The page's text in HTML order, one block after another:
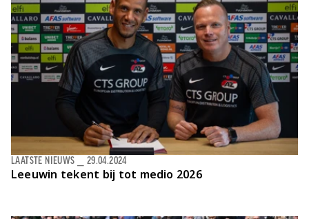
Leeuwin tekent bij tot medio 2026
LAATSTE NIEUWS 29.04.2024